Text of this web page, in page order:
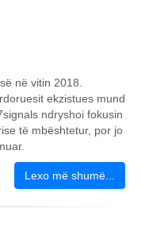
në vitin 2018.
ekzistues mund
ndryshoi fokusin
të mbështetur, por jo
Lexo më shumë...